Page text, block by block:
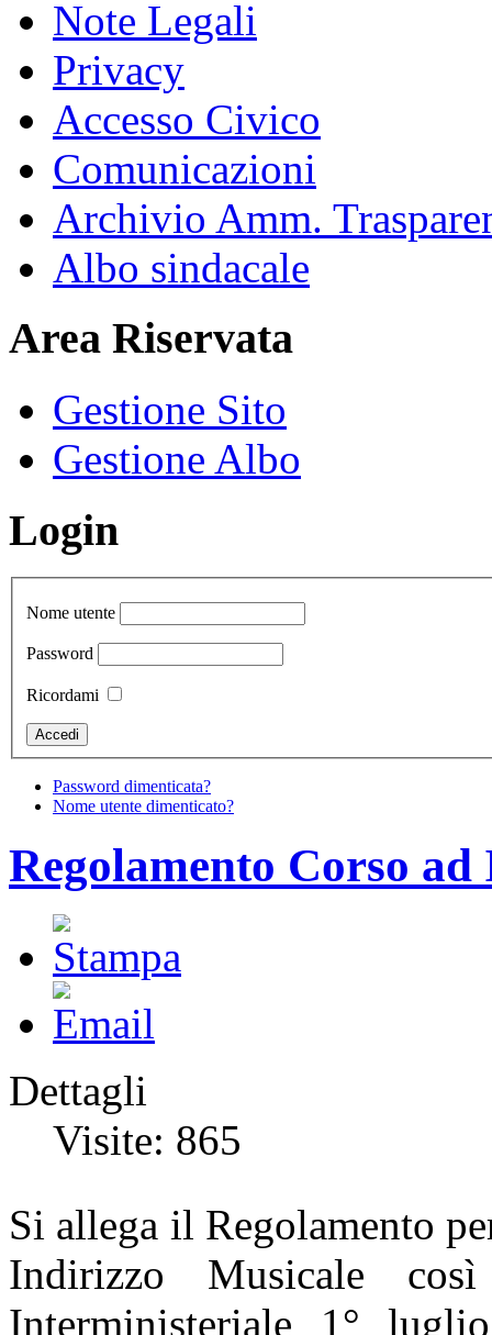
Note Legali
Privacy
Accesso Civico
Comunicazioni
Archivio Amm.
Albo sindacale
Area Riservata
Gestione Sito
Gestione Albo
Login
Nome utente
Password
Ricordami
Password dimenticata?
Nome utente dimenticato?
Regolamento Corso
Dettagli
Visite: 865
Si allega il Regolamento
Indirizzo Musicale
Interministeriale 1°